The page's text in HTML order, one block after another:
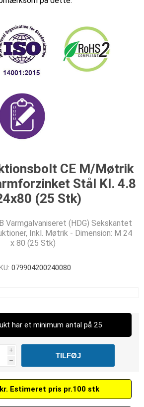
CE M/Møtrik
Stål Kl. 4.8
(25 Stk)
Varmgalvaniseret (HDG) Sekskantet
Inkl. Møtrik - Dimension: M 24
x 80 (25 Stk)
079904200240080
har et minimum antal på 25
i
h
Estimeret pris pr.100 stk